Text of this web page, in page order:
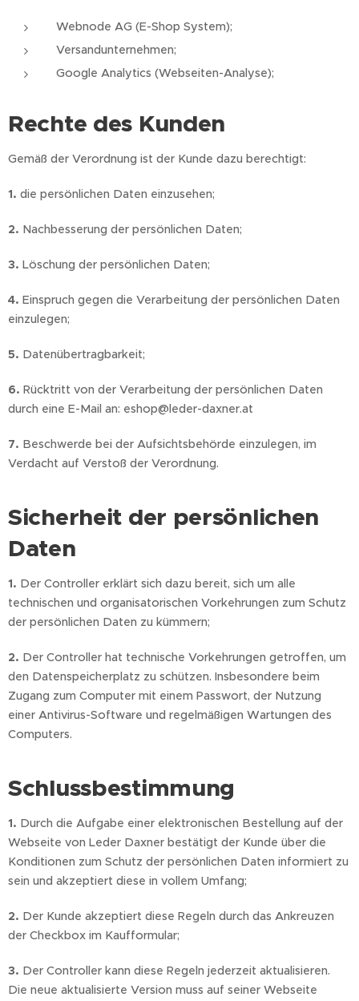
Webnode AG (E-Shop System);
Versandunternehmen;
Google Analytics (Webseiten-Analyse);
Rechte des Kunden
Gemäß der Verordnung ist der Kunde dazu berechtigt:
1. die persönlichen Daten einzusehen;
2. Nachbesserung der persönlichen Daten;
3. Löschung der persönlichen Daten;
4. Einspruch gegen die Verarbeitung der persönlichen Daten
einzulegen;
5. Datenübertragbarkeit;
6. Rücktritt von der Verarbeitung der persönlichen Daten
durch eine E-Mail an: eshop@leder-daxner.at
7. Beschwerde bei der Aufsichtsbehörde einzulegen, im
Verdacht auf Verstoß der Verordnung.
Sicherheit der persönlichen
Daten
1. Der Controller erklärt sich dazu bereit, sich um alle
technischen und organisatorischen Vorkehrungen zum Schutz
der persönlichen Daten zu kümmern;
2. Der Controller hat technische Vorkehrungen getroffen, um
den Datenspeicherplatz zu schützen. Insbesondere beim
Zugang zum Computer mit einem Passwort, der Nutzung
einer Antivirus-Software und regelmäßigen Wartungen des
Computers.
Schlussbestimmung
1. Durch die Aufgabe einer elektronischen Bestellung auf der
Webseite von Leder Daxner bestätigt der Kunde über die
Konditionen zum Schutz der persönlichen Daten informiert zu
sein und akzeptiert diese in vollem Umfang;
2. Der Kunde akzeptiert diese Regeln durch das Ankreuzen
der Checkbox im Kaufformular;
3. Der Controller kann diese Regeln jederzeit aktualisieren.
Die neue aktualisierte Version muss auf seiner Webseite